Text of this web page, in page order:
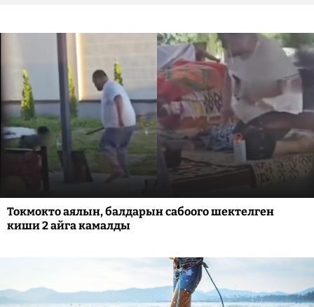
Токмокто аялын, балдарын сабоого шектелген
киши 2 айга камалды